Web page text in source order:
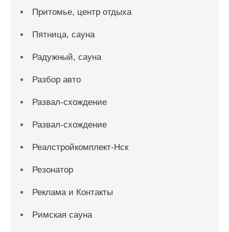
Притомье, центр отдыха
Пятница, сауна
Радужный, сауна
Разбор авто
Развал-схождение
Развал-схождение
Реалстройкомплект-Нск
Резонатор
Реклама и Контакты
Римская сауна